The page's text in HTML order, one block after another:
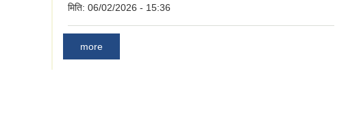
मिति: 06/02/2026 - 15:36
more